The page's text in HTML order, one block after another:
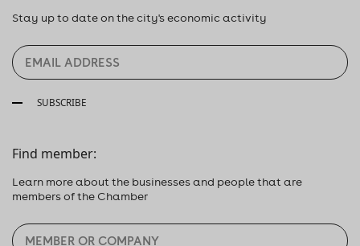
Stay up to date on the city's economic activity
SUBSCRIBE
Find member:
Learn more about the businesses and people that are
members of the Chamber